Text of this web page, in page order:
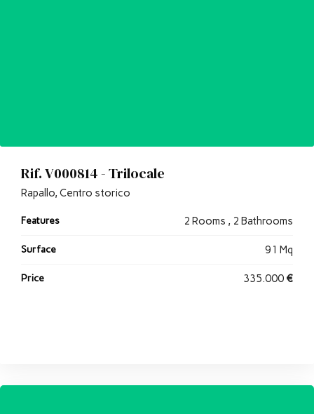
Rif. V000814 - Trilocale
Rapallo, Centro storico
Features 2 Rooms , 2 Bathrooms
Surface 91 Mq
Price 335.000 €